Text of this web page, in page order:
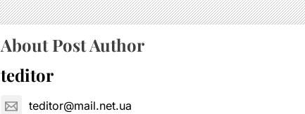
About Post Author
teditor
teditor@mail.net.ua